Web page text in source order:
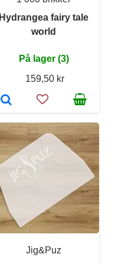
Hydrangea fairy tale
world
På lager (3)
159,50 kr
Jig&Puz